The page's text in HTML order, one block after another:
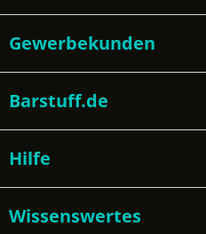
Gewerbekunden
Barstuff.de
Hilfe
Wissenswertes